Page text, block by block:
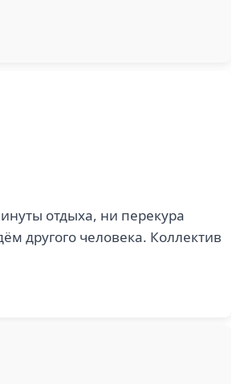
отдыха, ни перекура
другого человека. Коллектив